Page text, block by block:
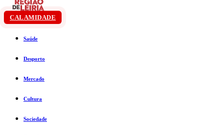
CALAMIDADE
Saúde
Desporto
Mercado
Cultura
Sociedade